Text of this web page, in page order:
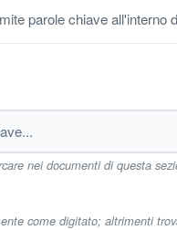
parole chiave all'interno
nei documenti di questa
come digitato; altrimenti